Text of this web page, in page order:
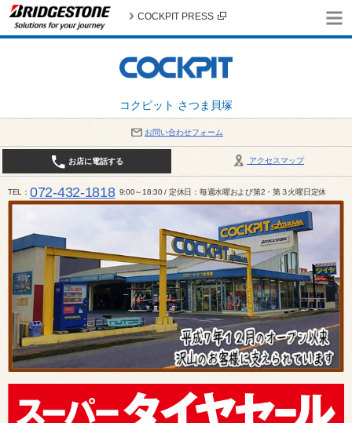
コクピット さつま貝塚
COCKPIT PRESS
お問い合わせフォーム
アクセスマップ
お店に電話する
TEL 072-432-1818 9:00～18:30 / 定休日：毎週水曜および第2・第３火曜日定休